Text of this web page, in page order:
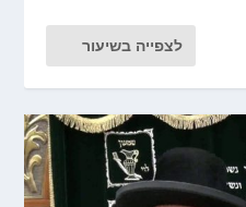
לצפייה בשיעור